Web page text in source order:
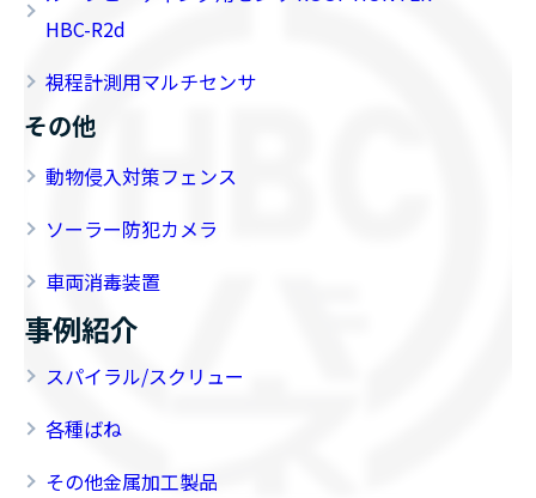
HBC-R2d
視程計測用マルチセンサ
その他
動物侵入対策フェンス
ソーラー防犯カメラ
車両消毒装置
事例紹介
スパイラル/スクリュー
各種ばね
その他金属加工製品